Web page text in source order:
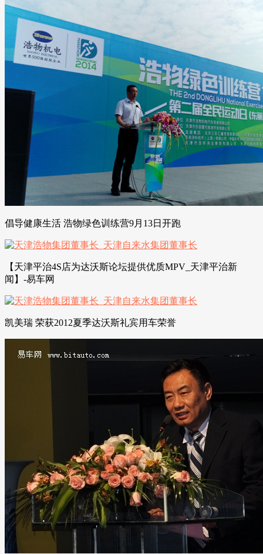
倡导健康生活 浩物绿色训练营9月13日开跑
【天津平治4S店为达沃斯论坛提供优质MPV_天津平治新
闻】-易车网
凯美瑞 荣获2012夏季达沃斯礼宾用车荣誉